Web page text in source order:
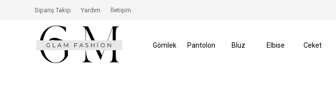
İade Hakkı Size Özel İndirimler
Sipariş Takip Yardım İletişim
Gömlek Pantolon Bluz Elbise Ceket